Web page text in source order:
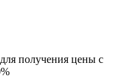
получения цены с